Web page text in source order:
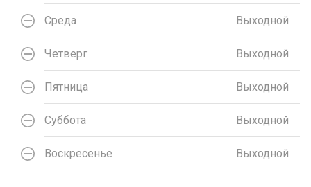
Среда Выходной
Четверг Выходной
Пятница Выходной
Суббота Выходной
Воскресенье Выходной